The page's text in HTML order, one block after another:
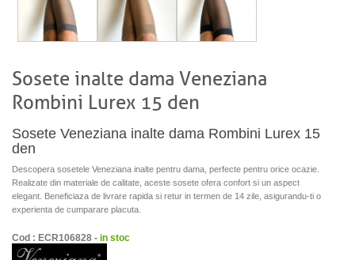
Sosete inalte dama Veneziana
Rombini Lurex 15 den
Sosete Veneziana inalte dama Rombini Lurex 15
den
Descopera sosetele Veneziana inalte pentru dama, perfecte pentru orice ocazie.
Realizate din materiale de calitate, aceste sosete ofera confort si un aspect
elegant. Beneficiaza de livrare rapida si retur in termen de 14 zile, asigurandu-ti o
experienta de cumparare placuta.
Cod : ECR106828 - in stoc